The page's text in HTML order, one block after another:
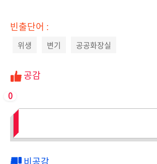
빈출단어 :
위생 변기 공공화장실
공감
0
비공감